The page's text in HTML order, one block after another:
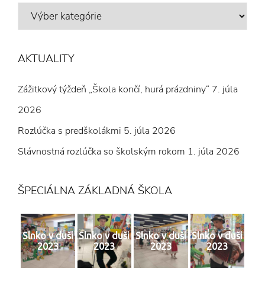
VÝBER
AKTUALITY
Zážitkový týždeň „Škola končí, hurá prázdniny“ 7. júla
2026
Rozlúčka s predškolákmi 5. júla 2026
Slávnostná rozlúčka so školským rokom 1. júla 2026
ŠPECIÁLNA ZÁKLADNÁ ŠKOLA
Slnko v duši
2023
Slnko v duši
2023
Slnko v duši
2023
Slnko v duši
2023